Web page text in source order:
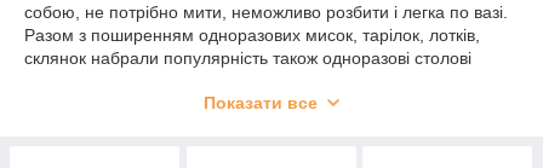
собою, не потрібно мити, неможливо розбити і легка по вазі.
Разом з поширенням одноразових мисок, тарілок, лотків,
склянок набрали популярність також одноразові столові
На сьогоднішній день існує велика їх різноманітність:
Показати все